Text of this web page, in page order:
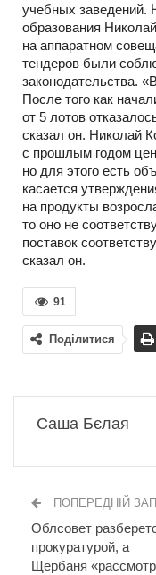
учебных заведений.
образования
на аппаратном
тендеров были
законодательства.
После того как
от 5 лотов
сказал он. Николай
с прошлым годом
но для этого есть
касается
на продукты
то оно не
поставок
сказал он.
91
Поділитися
Саша Бєлая
ПОПЕРЕДНІЙ
Облсовет
прокуратурой, а
Щербаня